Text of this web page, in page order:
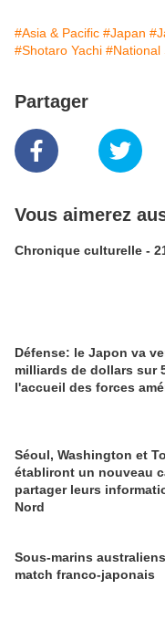
#Asia & Pacific #Japan
#Shotaro Yachi #National
Partager
Vous aimerez
Chronique culturelle -
Défense: le Japon va
milliards de dollars sur
l'accueil des forces
Séoul, Washington et
établiront un nouveau
partager leurs
Nord
Sous-marins
match franco-japonais